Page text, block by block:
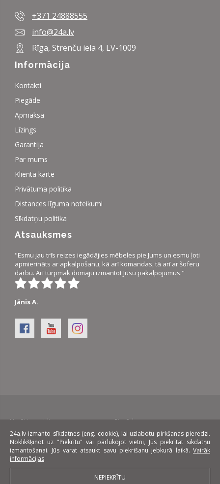
24a.lv izmanto sīkdatnes (eng. cookie), lai uzlabotu pirkšanas pieredzi.
Noklikšķinot uz "Piekrītu" vai pārlūkojot vietni, Jūs piekrītat sīkdatņu
izmantošanai. Jūs varat atsaukt savu piekrišanu jebkurā laikā. Vairāk
informācijas
NEPIEKRĪTU
+371 24888555
info@24a.lv
Rīga, Strenču iela 4, LV-1009
Informācija
Kontakti
Piegāde
Apmaksa
Līzings
Garantija
Par mums
Klienta karte
Privātuma politika
Distances līguma noteikumi
Sīkdatņu politika
Atsauksmes
"Esmu jau trīs reizes iegādājies mēbeles pie Jums un esmu ļoti
apmierināts ar apkalpošanu, kā arī komandas, tā arī ar šoferu
darbu. Arī turpmāk domāju izmantot Jūsu pakalpojumus."
Jānis A.
Norēķinu veidi: Piegāde:
Līzings: